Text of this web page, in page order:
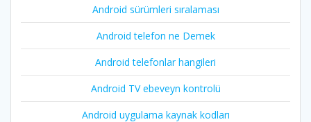
Android sürümleri sıralaması
Android telefon ne Demek
Android telefonlar hangileri
Android TV ebeveyn kontrolü
Android uygulama kaynak kodları